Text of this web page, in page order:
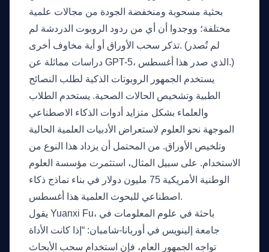
بحثية مسحوبة ومنخفضة الجودة من مجالات علمية
مختلفة؛ ووجدوا أن أي من ردود الروبوت الدردشة لم
تذكر سحب الأوراق أو أية مخاوف أخرى. (لم تُصدر
دراسات مماثلة عن GPT-5، الذي صدر هذا أغسطس.)
يستخدم الجمهور الروبوتات الذكية لطلب النصائح
الطبية وتشخيص الحالات الصحية. يستخدم الطلاب
والعلماء بشكل متزايد أدوات الذكاء الاصطناعي
الموجهة نحو العلوم لاستعراض الأدبيات العلمية الحالية
وتلخيص الأوراق. من المحتمل أن يزداد هذا النوع من
الاستخدام. على سبيل المثال، استثمرت مؤسسة العلوم
الوطنية الأمريكية 75 مليون دولار في بناء نماذج ذكاء
اصطناعي للبحوث العلمية هذا أغسطس.
يقول Yuanxi Fu، باحثة في علوم المعلومات في
جامعة إلينويس في أوربانا-شامبان: “إذا كانت الأداة
تواجه الجمهور العام، فإن استخدام سحب الأبحاث